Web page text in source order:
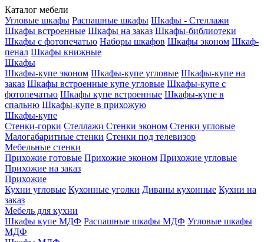
Каталог мебели
Угловые шкафы Распашные шкафы Шкафы - Стеллажи
Шкафы встроенные Шкафы на заказ Шкафы-библиотеки
Шкафы с фотопечатью Наборы шкафов Шкафы эконом Шкаф-
пенал Шкафы книжные
Шкафы
Шкафы-купе эконом Шкафы-купе угловые Шкафы-купе на
заказ Шкафы встроенные купе угловые Шкафы-купе с
фотопечатью Шкафы купе встроенные Шкафы-купе в
спальню Шкафы-купе в прихожую
Шкафы-купе
Стенки-горки Стеллажи Стенки эконом Стенки угловые
Малогабаритные стенки Стенки под телевизор
Мебельные стенки
Прихожие готовые Прихожие эконом Прихожие угловые
Прихожие на заказ
Прихожие
Кухни угловые Кухонные уголки Диваны кухонные Кухни на
заказ
Мебель для кухни
Шкафы купе МДФ Распашные шкафы МДФ Угловые шкафы
МДФ